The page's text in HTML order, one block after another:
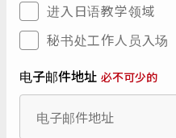
进入日语教学领域
秘书处工作人员入场
电子邮件地址 必不可少的